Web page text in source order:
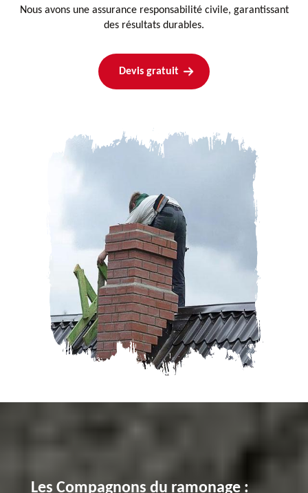
Nous avons une assurance responsabilité civile, garantissant
des résultats durables.
Devis gratuit
Les Compagnons du ramonage :